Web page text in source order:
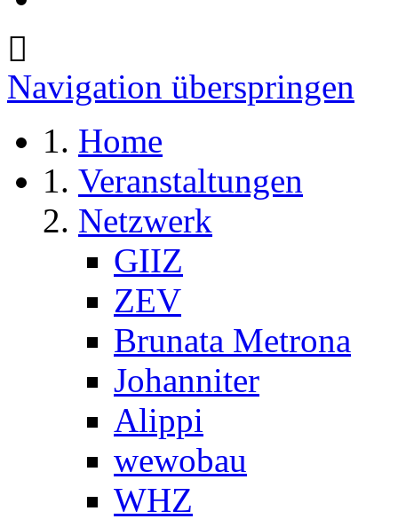
Navigation überspringen
Home
Veranstaltungen
Netzwerk
GIIZ
ZEV
Brunata Metrona
Johanniter
Alippi
wewobau
WHZ